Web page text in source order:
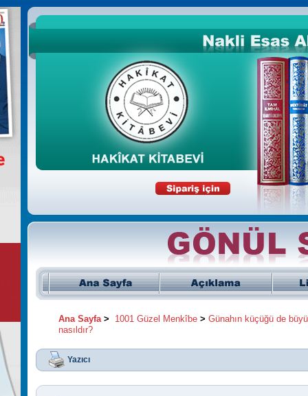
Ana Sayfa> 1001 Güzel Menkîbe > Günahın küçüğü de
nasıldır?
Yazıcı